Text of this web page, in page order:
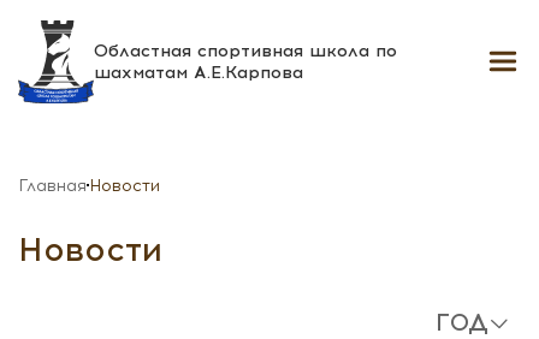
Областная спортивная школа по
шахматам А.Е.Карпова
Главная Новости
Новости
ГОД